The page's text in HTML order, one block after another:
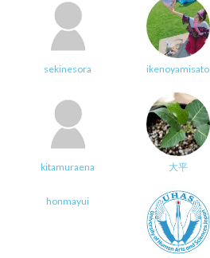
sekinesora ikenoyamisato
kitamuraena 大平
honmayui